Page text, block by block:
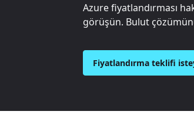
Azure fiyatlandırması
görüşün. Bulut
Fiyatlandırma teklifi